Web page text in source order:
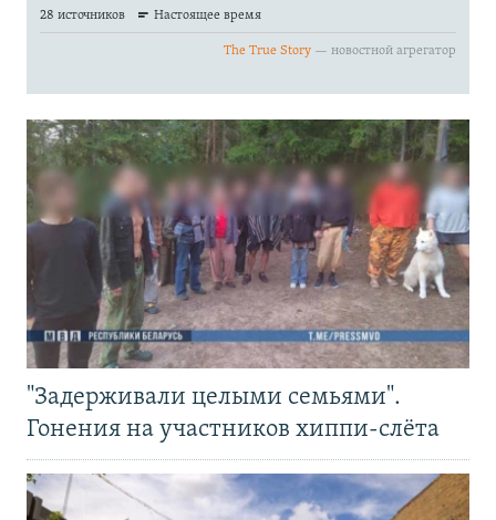
"Задерживали целыми семьями".
Гонения на участников хиппи-слёта